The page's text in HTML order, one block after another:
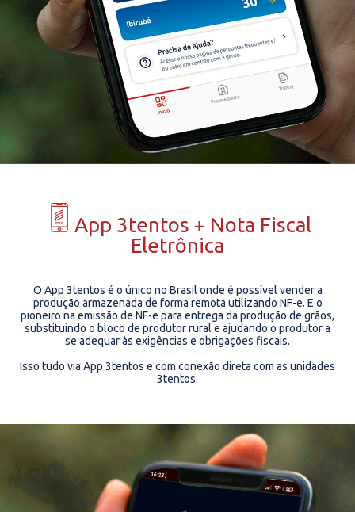
App 3tentos + Nota Fiscal
Eletrônica
O App 3tentos é o único no Brasil onde é possível vender a
produção armazenada de forma remota utilizando NF-e. E o
pioneiro na emissão de NF-e para entrega da produção de grãos,
substituindo o bloco de produtor rural e ajudando o produtor a
se adequar às exigências e obrigações fiscais.
Isso tudo via App 3tentos e com conexão direta com as unidades
3tentos.